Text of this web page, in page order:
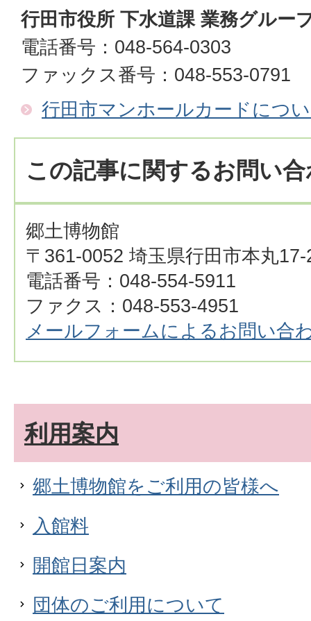
行田市役所 下水道課 業務グルー
電話番号：048-564-0303
ファックス番号：048-553-0791
行田市マンホールカードにつ
この記事に関するお問い
郷土博物館
〒361-0052 埼玉県行田市本丸17-
電話番号：048-554-5911
ファクス：048-553-4951
メールフォームによるお問い合
利用案内
郷土博物館をご利用の皆様へ
入館料
開館日案内
団体のご利用について